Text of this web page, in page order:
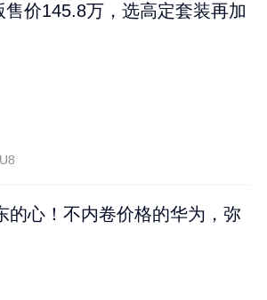
售价145.8万，选高定套装再加
的心！不内卷价格的华为，弥